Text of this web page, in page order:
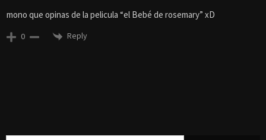
mono que opinas de la pelicula “el Bebé de rosemary” xD
0 Reply